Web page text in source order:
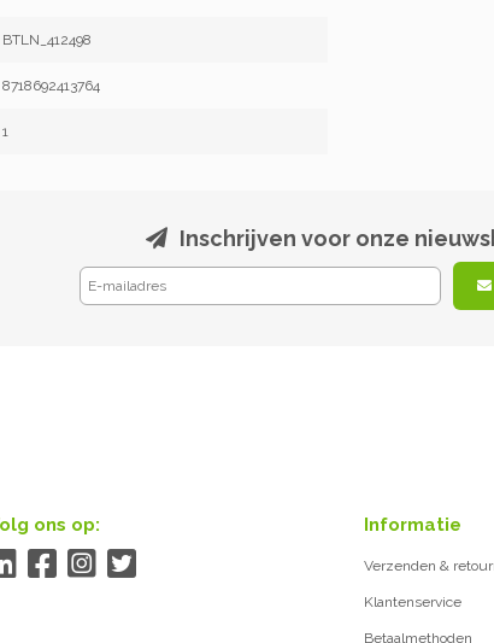
BTLN_412498
8718692413764
1
Inschrijven voor onze
ons op: Informatie
Verzenden &
Klantenservice
Betaalmethoden